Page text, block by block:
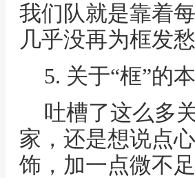
我们队就是靠着
几乎没再为框发愁
5. 关于“框”的
吐槽了这么多
家，还是想说点
饰，加一点微不